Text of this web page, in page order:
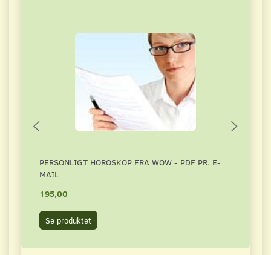
PERSONLIGT HOROSKOP FRA WOW - PDF PR. E-
MAIL
195,00
Se produktet